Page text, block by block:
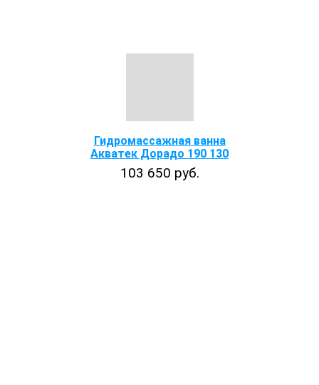
Гидромассажная ванна
Акватек Дорадо 190 130
103 650 руб.